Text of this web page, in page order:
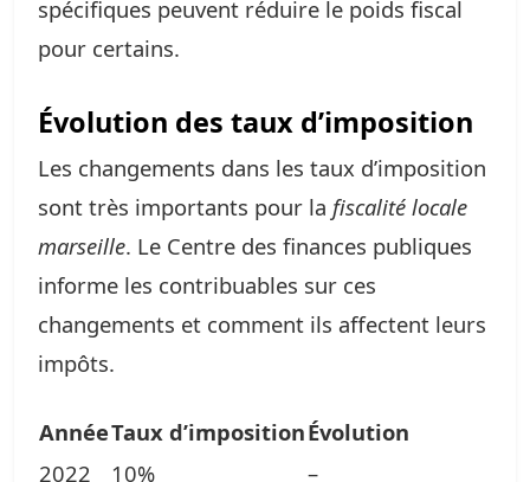
spécifiques peuvent réduire le poids fiscal
pour certains.
Évolution des taux d’imposition
Les changements dans les taux d’imposition
sont très importants pour la fiscalité locale
marseille. Le Centre des finances publiques
informe les contribuables sur ces
changements et comment ils affectent leurs
impôts.
AnnéeTaux d’impositionÉvolution
2022
10% –